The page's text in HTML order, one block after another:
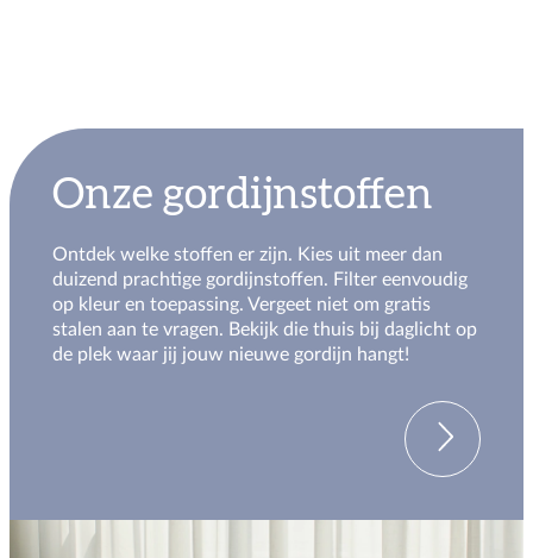
Onze gordijnstoffen
Ontdek welke stoffen er zijn. Kies uit meer dan
duizend prachtige gordijnstoffen. Filter eenvoudig
op kleur en toepassing. Vergeet niet om gratis
stalen aan te vragen. Bekijk die thuis bij daglicht op
de plek waar jij jouw nieuwe gordijn hangt!